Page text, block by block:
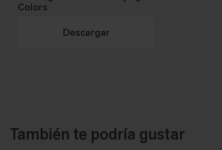
Colors
Descargar
También te podría gustar